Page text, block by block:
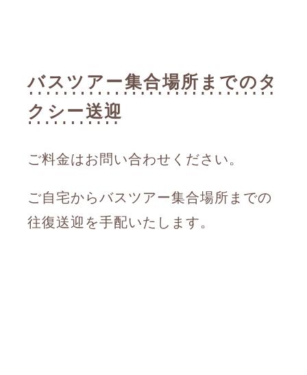
バスツアー集合場所までのタ
クシー送迎
ご料金はお問い合わせください。
ご自宅からバスツアー集合場所までの
往復送迎を手配いたします。